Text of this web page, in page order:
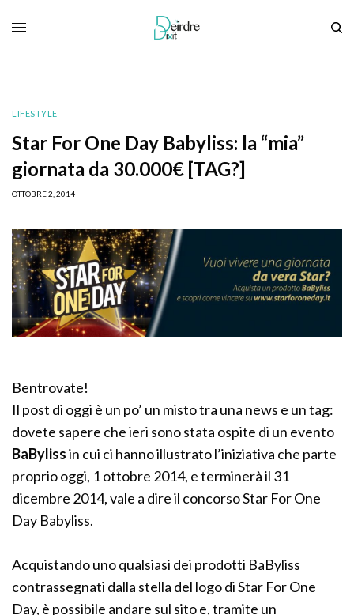
LIFESTYLE
Star For One Day Babyliss: la “mia”
giornata da 30.000€ [TAG?]
OTTOBRE 2, 2014
Bentrovate!
Il post di oggi è un po’ un misto tra una news e un tag:
dovete sapere che ieri sono stata ospite di un evento
BaBylissin cui ci hanno illustrato l’iniziativa che parte
proprio oggi, 1 ottobre 2014, e terminerà il 31
dicembre 2014, vale a dire il concorso Star For One
Day Babyliss.
Acquistando uno qualsiasi dei prodotti BaByliss
contrassegnati dalla stella del logo di Star For One
Day, è possibile andare sul sito e, tramite un